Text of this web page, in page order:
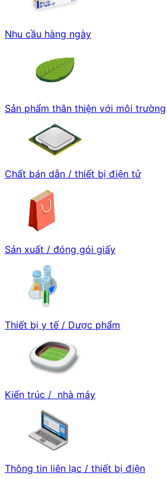
Nhu cầu hàng ngày
Sản phẩm thân thiện với môi trường
Chất bán dẫn / thiết bị điện tử
Sản xuất / đóng gói giấy
Thiết bị y tế / Dược phẩm
Kiến trúc / nhà máy
Thông tin liên lạc / thiết bị điện